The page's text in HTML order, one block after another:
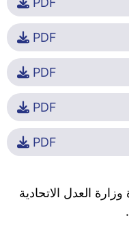
PDF
PDF
PDF
PDF
العدل الاتحادية